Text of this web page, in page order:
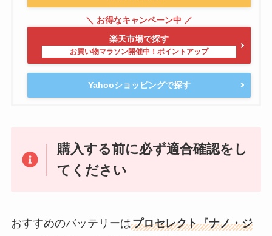
楽天市場で探す
Yahooショッピングで探す
購入する前に必ず適合確認をし
てください
おすすめのバッテリーはプロセレクト『ナノ・ジ